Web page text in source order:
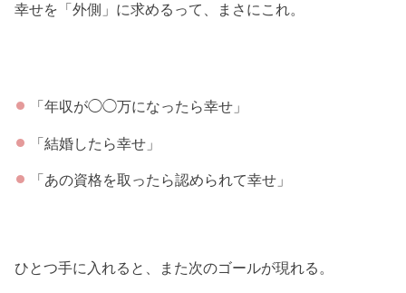
幸せを「外側」に求めるって、まさにこれ。
「年収が◯◯万になったら幸せ」
「結婚したら幸せ」
「あの資格を取ったら認められて幸せ」
ひとつ手に入れると、また次のゴールが現れる。